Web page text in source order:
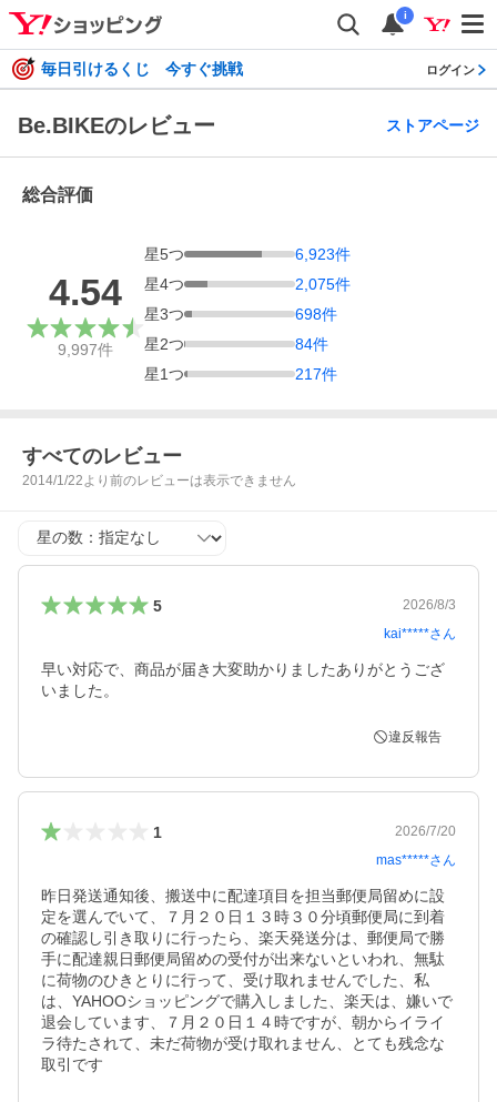
i
毎日引けるくじ 今すぐ挑戦 ログイン
Be.BIKEのレビュー ストアページ
総合評価
4.54
9,997件
星5つ 6,923件
星4つ 2,075件
星3つ 698件
星2つ 84件
星1つ 217件
すべてのレビュー
2014/1/22より前のレビューは表示できません
星の数
5
2026/8/3
kai*****さん
早い対応で、商品が届き大変助かりましたありがとうござ
いました。
違反報告
1
2026/7/20
mas*****さん
昨日発送通知後、搬送中に配達項目を担当郵便局留めに設
定を選んでいて、７月２０日１３時３０分頃郵便局に到着
の確認し引き取りに行ったら、楽天発送分は、郵便局で勝
手に配達親日郵便局留めの受付が出来ないといわれ、無駄
に荷物のひきとりに行って、受け取れませんでした、私
は、YAHOOショッピングで購入しました、楽天は、嫌いで
退会しています、７月２０日１４時ですが、朝からイライ
ラ待たされて、未だ荷物が受け取れません、とても残念な
取引です